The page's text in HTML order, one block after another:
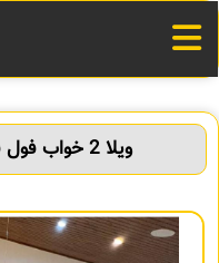
ویلا 2 خواب فول فرنیش ساحلی در سرخرود